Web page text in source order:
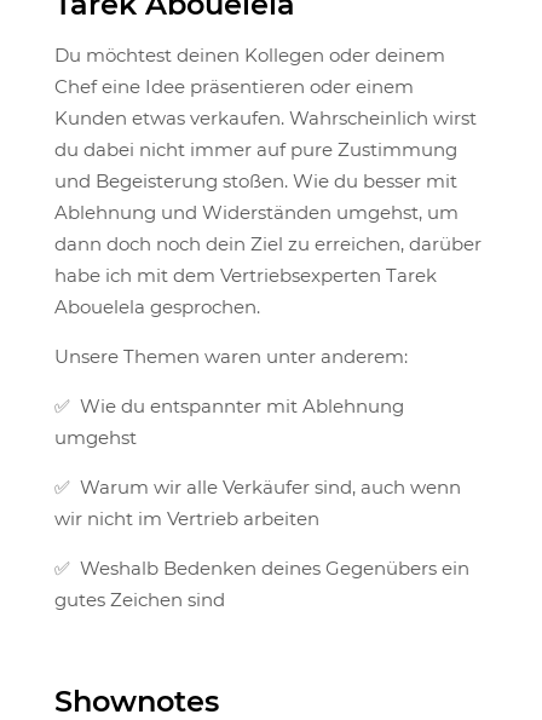
Du möchtest deinen Kollegen oder deinem
Chef eine Idee präsentieren oder einem
Kunden etwas verkaufen. Wahrscheinlich wirst
du dabei nicht immer auf pure Zustimmung
und Begeisterung stoßen. Wie du besser mit
Ablehnung und Widerständen umgehst, um
dann doch noch dein Ziel zu erreichen, darüber
habe ich mit dem Vertriebsexperten Tarek
Abouelela gesprochen.
Unsere Themen waren unter anderem:
✅ Wie du entspannter mit Ablehnung
umgehst
✅ Warum wir alle Verkäufer sind, auch wenn
wir nicht im Vertrieb arbeiten
✅ Weshalb Bedenken deines Gegenübers ein
gutes Zeichen sind
Shownotes